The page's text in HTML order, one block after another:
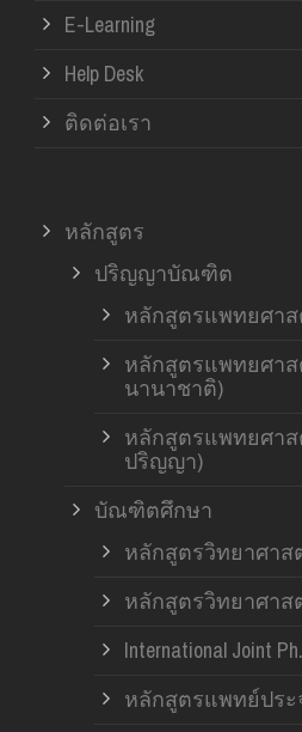
E-Learning
Help Desk
ติดต่อเรา
หลักสูตร
ปริญญาบัณฑิต
หลักสูตรแพทยศา
หลักสูตรแพทยศา
นานาชาติ)
หลักสูตรแพทยศาส
ปริญญา)
บัณฑิตศึกษา
หลักสูตรวิทยาศา
หลักสูตรวิทยาศา
International Joint
หลักสูตรแพทย์ปร